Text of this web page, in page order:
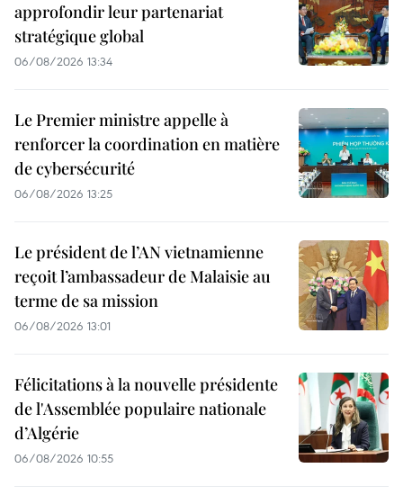
approfondir leur partenariat
stratégique global
06/08/2026 13:34
Le Premier ministre appelle à
renforcer la coordination en matière
de cybersécurité
06/08/2026 13:25
Le président de l’AN vietnamienne
reçoit l’ambassadeur de Malaisie au
terme de sa mission
06/08/2026 13:01
Félicitations à la nouvelle présidente
de l'Assemblée populaire nationale
d’Algérie
06/08/2026 10:55